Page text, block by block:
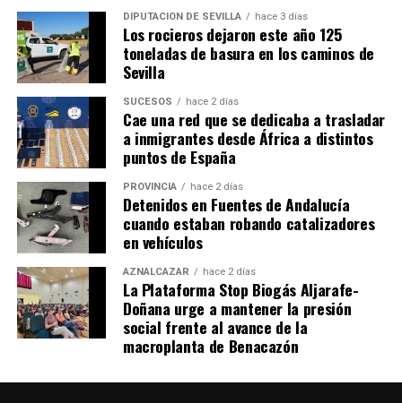
DIPUTACIÓN DE SEVILLA hace 3 días
Los rocieros dejaron este año 125
toneladas de basura en los caminos de
Sevilla
SUCESOS hace 2 días
Cae una red que se dedicaba a trasladar
a inmigrantes desde África a distintos
puntos de España
PROVINCIA hace 2 días
Detenidos en Fuentes de Andalucía
cuando estaban robando catalizadores
en vehículos
AZNALCÁZAR hace 2 días
La Plataforma Stop Biogás Aljarafe-
Doñana urge a mantener la presión
social frente al avance de la
macroplanta de Benacazón